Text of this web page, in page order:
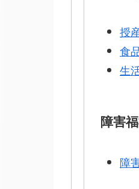
授
食
生
障害
障